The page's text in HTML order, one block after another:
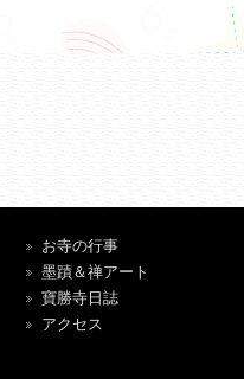
お寺の行事
墨蹟＆禅アート
寶勝寺日誌
アクセス